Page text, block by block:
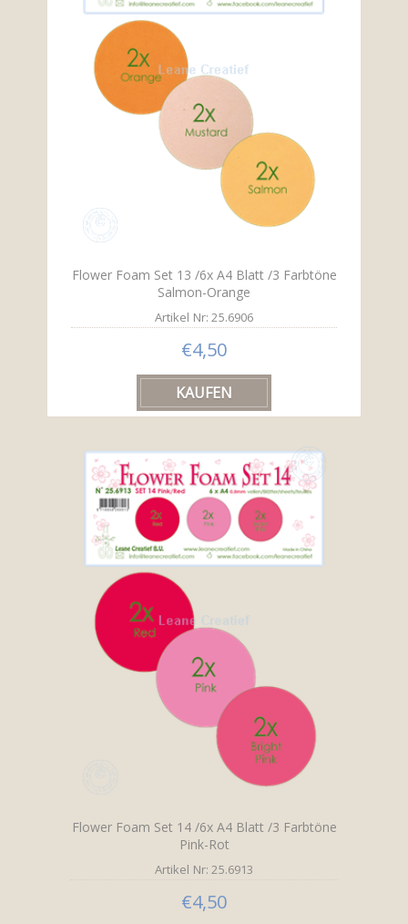
Flower Foam Set 13 /6x A4 Blatt /3 Farbtöne
Salmon-Orange
Artikel Nr: 25.6906
€4,50
Flower Foam Set 14 /6x A4 Blatt /3 Farbtöne
Pink-Rot
Artikel Nr: 25.6913
€4,50